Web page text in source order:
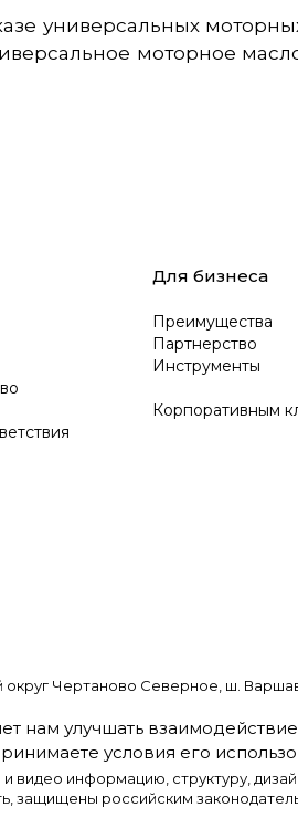
универсальных
моторное
Для бизнеса
Преимущества
Партнерство
Инструменты
Корпоративным
Чертаново Северное, ш.
видео информацию, структуру,
защищены российским
нам улучшать
условия его